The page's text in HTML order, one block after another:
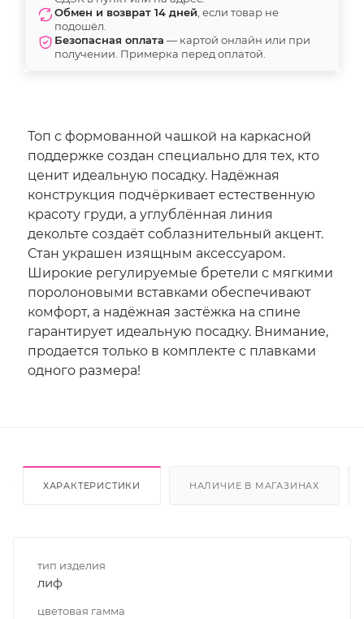
Обмен и возврат 14 дней, если товар не
подошёл.
Безопасная оплата — картой онлайн или при
получении. Примерка перед оплатой.
Топ с формованной чашкой на каркасной
поддержке создан специально для тех, кто
ценит идеальную посадку. Надёжная
конструкция подчёркивает естественную
красоту груди, а углублённая линия
декольте создаёт соблазнительный акцент.
Стан украшен изящным аксессуаром.
Широкие регулируемые бретели с мягкими
поролоновыми вставками обеспечивают
комфорт, а надёжная застёжка на спине
гарантирует идеальную посадку. Внимание,
продается только в комплекте с плавками
одного размера!
ХАРАКТЕРИСТИКИ НАЛИЧИЕ В МАГАЗИНАХ
тип изделия
лиф
цветовая гамма